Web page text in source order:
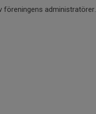
föreningens administratörer.